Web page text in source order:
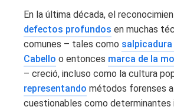
En la última década, el
defectos profundos en muchas
comunes – tales como
Cabello o entonces marca de la
– creció, incluso como la cultura
representando métodos forenses
cuestionables como determinantes